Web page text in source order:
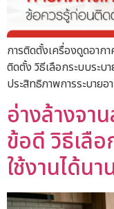
การติดตั้งเครื่องดูดอาก
ติดตั้ง วิธีเลือกระบบระบ
ประสิทธิภาพการระบายอ
อ่างล้างจา
ข้อดี วิธีเลื
ใช้งานได้นา